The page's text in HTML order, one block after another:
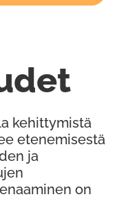
kehittymistä
etenemisestä
ja
on